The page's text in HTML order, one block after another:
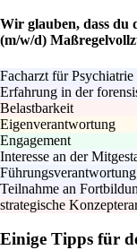
Wir glauben, dass du
(m/w/d)
Facharzt für
Erfahrung in der
Belastbarkeit
Eigenverantwortung
Engagement
Interesse an der
Führungsverantwortung
Teilnahme an
strategische
Einige Tipps für